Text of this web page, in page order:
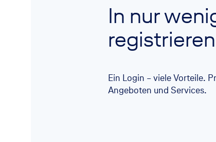
In nur
registrieren
Ein Login – viele Vorteile.
Angeboten und Services.